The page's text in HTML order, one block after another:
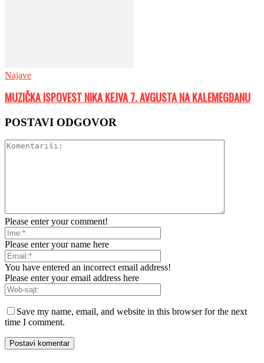
Najave
MUZIČKA ISPOVEST NIKA KEJVA 7. AVGUSTA NA KALEMEGDANU
POSTAVI ODGOVOR
Please enter your comment!
Please enter your name here
You have entered an incorrect email address!
Please enter your email address here
Save my name, email, and website in this browser for the next
time I comment.